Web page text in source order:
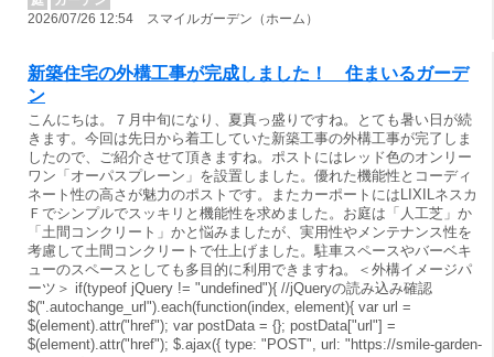
2026/07/26 12:54 スマイルガーデン（ホーム）
新築住宅の外構工事が完成しました！ 住まいるガーデ
ン
こんにちは。７月中旬になり、夏真っ盛りですね。とても暑い日が続
きます。今回は先日から着工していた新築工事の外構工事が完了しま
したので、ご紹介させて頂きますね。ポストにはレッド色のオンリー
ワン「オーパスプレーン」を設置しました。優れた機能性とコーディ
ネート性の高さが魅力のポストです。またカーポートにはLIXILネスカ
Ｆでシンプルでスッキリと機能性を求めました。お庭は「人工芝」か
「土間コンクリート」かと悩みましたが、実用性やメンテナンス性を
考慮して土間コンクリートで仕上げました。駐車スペースやバーベキ
ューのスペースとしても多目的に利用できますね。＜外構イメージパ
ーツ＞ if(typeof jQuery != "undefined"){ //jQueryの読み込み確認
$(".autochange_url").each(function(index, element){ var url =
$(element).attr("href"); var postData = {}; postData["url"] =
$(element).attr("href"); $.ajax({ type: "POST", url: "https://smile-garden-